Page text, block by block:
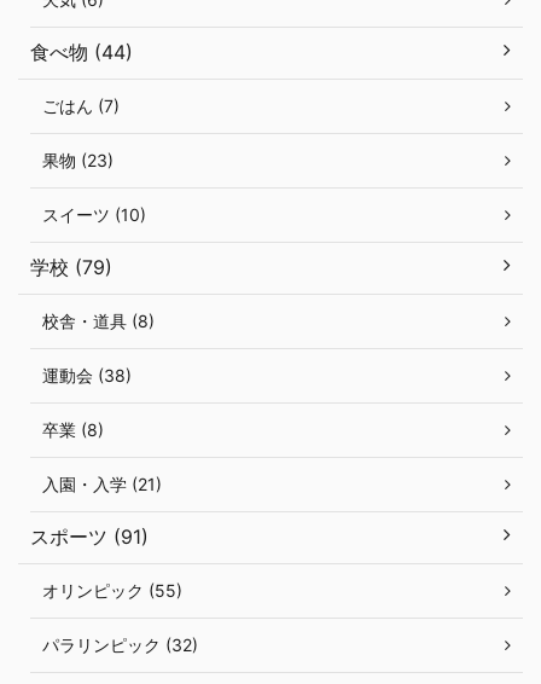
食べ物 (44)
ごはん (7)
果物 (23)
スイーツ (10)
学校 (79)
校舎・道具 (8)
運動会 (38)
卒業 (8)
入園・入学 (21)
スポーツ (91)
オリンピック (55)
パラリンピック (32)